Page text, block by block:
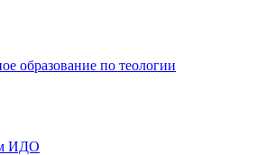
образование по теологии
ИДО